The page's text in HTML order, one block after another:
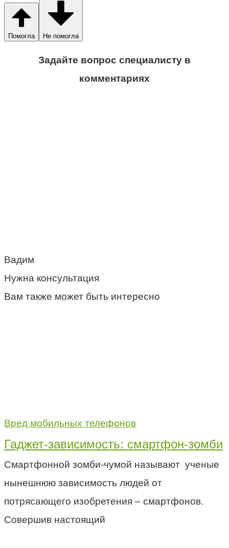
Помогла Не помогла
Задайте вопрос специалисту в
комментариях
Вадим
Нужна консультация
Вам также может быть интересно
Вред мобильных телефонов
Гаджет-зависимость: смартфон-зомби
Смартфонной зомби-чумой называют ученые
нынешнюю зависимость людей от
потрясающего изобретения – смартфонов.
Совершив настоящий